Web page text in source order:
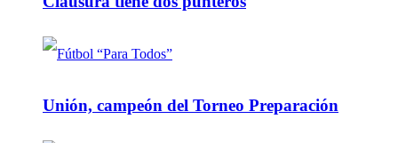
Unión, campeón del Torneo Preparación